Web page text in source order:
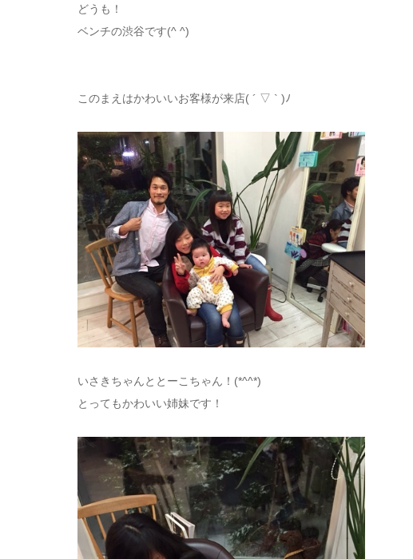
どうも！
ベンチの渋谷です(^ ^)
このまえはかわいいお客様が来店( ´ ▽ ` )ﾉ
いさきちゃんととーこちゃん！(*^^*)
とってもかわいい姉妹です！